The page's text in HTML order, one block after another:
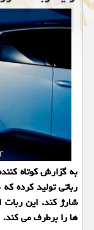
به گزارش کوتاه
رباتی تولید کرده
شارژ کند. این ربات
ها را برطرف می کند.